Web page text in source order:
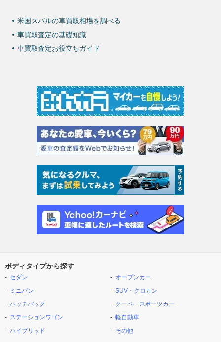
米国スバルの車買取相場を調べる
車買取査定の基礎知識
車買取査定お役立ちガイド
ボディタイプから探す
セダン
ミニバン
ハッチバック
ステーションワゴン
ハイブリッド
オープンカー
SUV・クロカン
クーペ・スポーツカー
軽自動車
その他